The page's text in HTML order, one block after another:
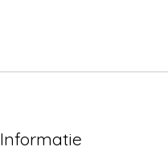
Informatie